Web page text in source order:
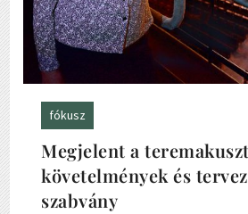
fókusz
Megjelent a
követelmények és
szabvány